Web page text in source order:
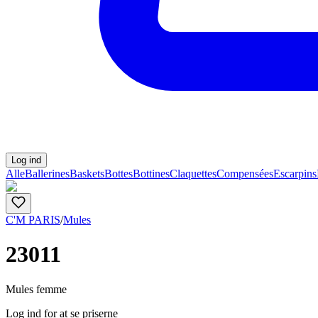
Log ind
AlleBallerinesBasketsBottesBottinesClaquettesCompenséesEscarpins
C'M PARIS/Mules
23011
Mules femme
Log ind for at se priserne